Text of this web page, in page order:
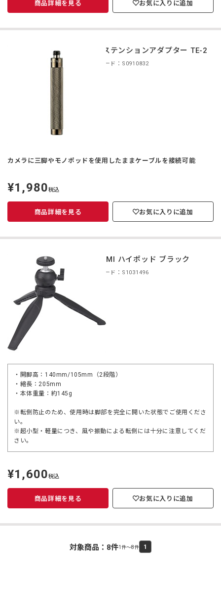
商品詳細を見る お気に入りに追加
エクステンションアダプター TE-2
商品コード：S0910832
カメラに三脚やモノポッドを使用したままケーブルを接続可能
定
価
¥1,980税込
商品詳細を見る お気に入りに追加
ETSUMI ハイポッド ブラック
商品コード：S1031496
・開脚高：140mm/105mm（2段階）
・縮長：205mm
・本体重量：約145g
※転倒防止のため、使用時は脚部を完全に開いた状態でご使用くださ
い。
※超小型・軽量につき、風や振動による転倒には十分に注意してくだ
さい。
定
価
¥1,600税込
商品詳細を見る お気に入りに追加
対象商品： 8件1件～8件 1